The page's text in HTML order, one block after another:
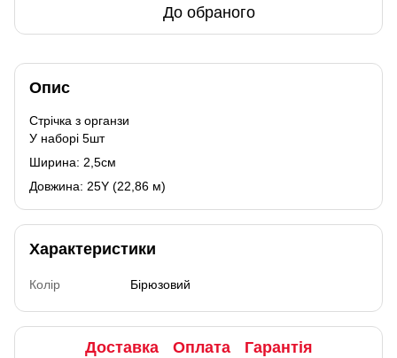
До обраного
Опис
Стрічка з органзи
У наборі 5шт
Ширина: 2,5см
Довжина: 25Y (22,86 м)
Характеристики
Колір Бірюзовий
Доставка Оплата Гарантія